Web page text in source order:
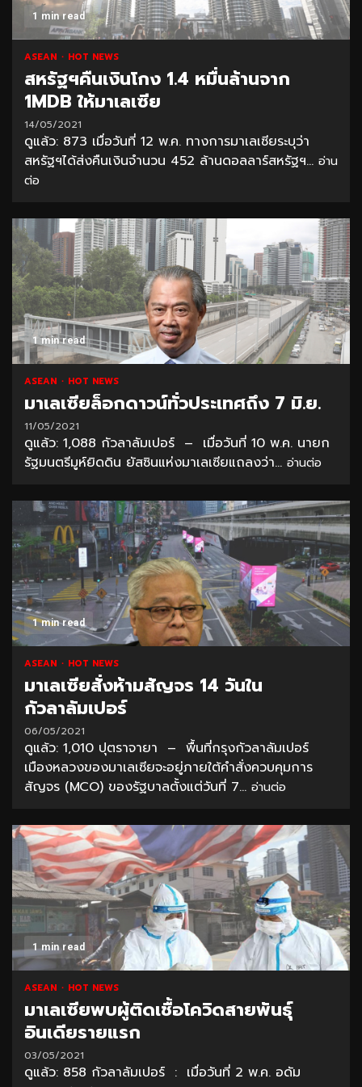
1 min read
ASEAN HOT NEWS
สหรัฐฯคืนเงินโกง 1.4 หมื่นล้านจาก
1MDB ให้มาเลเซีย
14/05/2021
ดูแล้ว: 873 เมื่อวันที่ 12 พ.ค. ทางการมาเลเซียระบุว่า
สหรัฐฯได้ส่งคืนเงินจำนวน 452 ล้านดอลลาร์สหรัฐฯ... อ่าน
ต่อ
1 min read
ASEAN HOT NEWS
มาเลเซียล็อกดาวน์ทั่วประเทศถึง 7 มิ.ย.
11/05/2021
ดูแล้ว: 1,088 กัวลาลัมเปอร์ – เมื่อวันที่ 10 พ.ค. นายก
รัฐมนตรีมูห์ยิดดิน ยัสซินแห่งมาเลเซียแถลงว่า... อ่านต่อ
1 min read
ASEAN HOT NEWS
มาเลเซียสั่งห้ามสัญจร 14 วันใน
กัวลาลัมเปอร์
06/05/2021
ดูแล้ว: 1,010 ปุตราจายา – พื้นที่กรุงกัวลาลัมเปอร์
เมืองหลวงของมาเลเซียจะอยู่ภายใต้คำสั่งควบคุมการ
สัญจร (MCO) ของรัฐบาลตั้งแต่วันที่ 7... อ่านต่อ
1 min read
ASEAN HOT NEWS
มาเลเซียพบผู้ติดเชื้อโควิดสายพันธุ์
อินเดียรายแรก
03/05/2021
ดูแล้ว: 858 กัวลาลัมเปอร์ : เมื่อวันที่ 2 พ.ค. อดัม